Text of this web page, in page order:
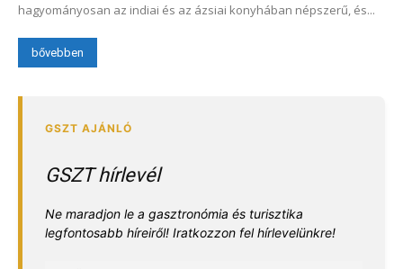
hagyományosan az indiai és az ázsiai konyhában népszerű, és...
bővebben
GSZT hírlevél
Ne maradjon le a gasztronómia és turisztika
legfontosabb híreiről! Iratkozzon fel hírlevelünkre!